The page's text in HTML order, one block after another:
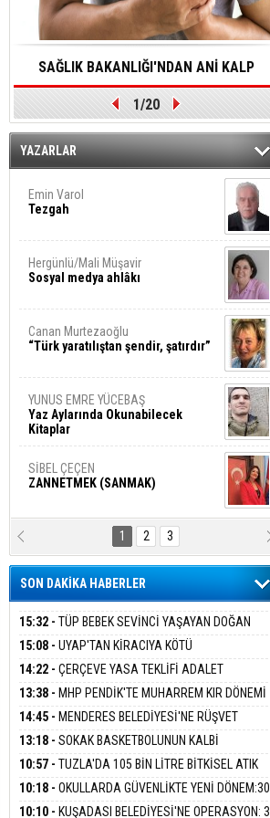
SAĞLIK BAKANLIĞI'NDAN ANİ KALP
DURMALARINA HIZLI MÜDAHALE
EDİLMESİNE YÖNELİK ÖNLENMESİ İÇİN
1/20
YAZARLAR
Emin Varol
Tezgah
Hergünlü/Mali Müşavir
Sosyal medya ahlâkı
Canan Murtezaoğlu
“Türk yaratılıştan şendir, şatırdır”
YUNUS EMRE YÜCEBAŞ
Yaz Aylarında Okunabilecek
Kitaplar
SİBEL ÇEÇEN
ZANNETMEK (SANMAK)
Karanlık DNA Kuşaklararası
Şiddetin Biyolojik Faturası
Şiyar Adıyaman
Ben Bu Sahaya Sığmazam
Hasan Ali Çölük
Bir Satırın İçindeki İnsan
Ezgi Kılıç
SİVAS: ATEŞE ATILAN VİCDAN
BARIŞ BAŞARSLAN
1 2 3
SON DAKİKA HABERLER
15:32 - TÜP BEBEK SEVİNCİ YAŞAYAN DOĞAN
AİLESİNE BAKANLIK DESTEĞİ
15:08 - UYAP'TAN KİRACIYA KÖTÜ
HABER:''TEBLİGAT GELMEDİ'' SAVUNMASI
MAHKEMEDEN DÖNDÜ
14:22 - ÇERÇEVE YASA TEKLİFİ ADALET
KOMİSYONU'NDAN GEÇTİ:SÜREÇ NASIL
İŞLEYECEK?
13:38 - MHP PENDİK'TE MUHARREM KIR DÖNEMİ
DEVAM EDİYOR
14:45 - MENDERES BELEDİYESİ'NE RÜŞVET
OPERASYONU:BELEDİYE BAŞKANI İLKAY ÇİÇEK
ADLİYEYE SEVK EDİLDİ
13:18 - SOKAK BASKETBOLUNUN KALBİ
ÜMRANİYE’DE ATACAK
10:57 - TUZLA'DA 105 BİN LİTRE BİTKİSEL ATIK
YAĞ TOPLANDI
10:18 - OKULLARDA GÜVENLİKTE YENİ DÖNEM:30
BİN PERSONEL ALINACAK DEDEKTÖRLÜ ARAMA
10:10 - KUŞADASI BELEDİYESİ'NE OPERASYON: 3